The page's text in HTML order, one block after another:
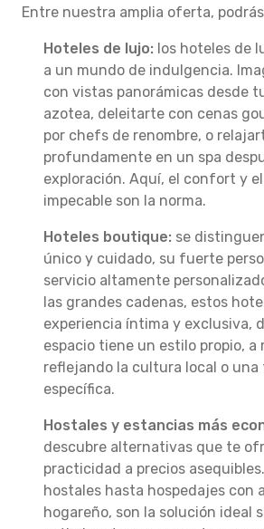
Entre nuestra amplia oferta,
Hoteles de lujo: los hoteles de
a un mundo de indulgencia.
con vistas panorámicas desde
azotea, deleitarte con cenas
por chefs de renombre, o
profundamente en un spa
exploración. Aquí, el confort y
impecable son la norma.
Hoteles boutique: se
único y cuidado, su fuerte
servicio altamente
las grandes cadenas, estos
experiencia íntima y exclusiva,
espacio tiene un estilo propio, a
reflejando la cultura local o una
específica.
Hostales y estancias más
descubre alternativas que te
practicidad a precios
hostales hasta hospedajes con
hogareño, son la solución ideal